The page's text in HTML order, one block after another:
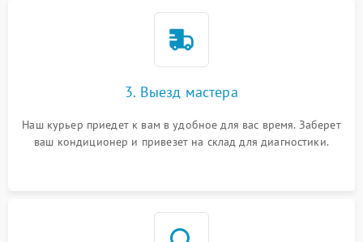
3. Выезд мастера
Наш курьер приедет к вам в удобное для вас время. Заберет
ваш кондиционер и привезет на склад для диагностики.